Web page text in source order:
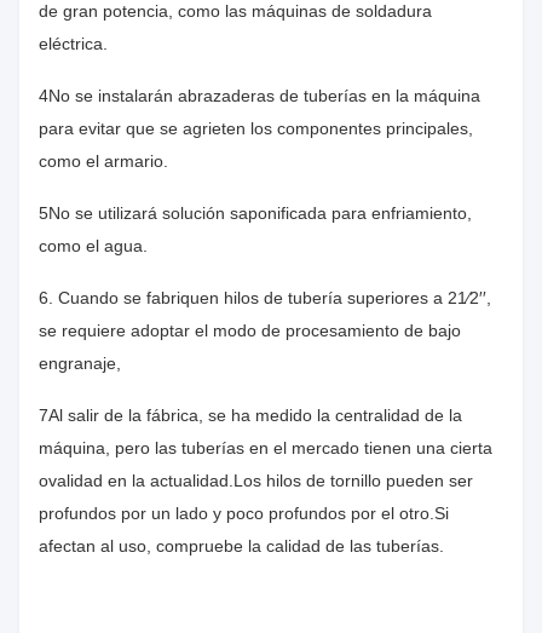
de gran potencia, como las máquinas de soldadura
eléctrica.
4No se instalarán abrazaderas de tuberías en la máquina
para evitar que se agrieten los componentes principales,
como el armario.
5No se utilizará solución saponificada para enfriamiento,
como el agua.
6. Cuando se fabriquen hilos de tubería superiores a 21⁄2′′,
se requiere adoptar el modo de procesamiento de bajo
engranaje,
7Al salir de la fábrica, se ha medido la centralidad de la
máquina, pero las tuberías en el mercado tienen una cierta
ovalidad en la actualidad.Los hilos de tornillo pueden ser
profundos por un lado y poco profundos por el otro.Si
afectan al uso, compruebe la calidad de las tuberías.